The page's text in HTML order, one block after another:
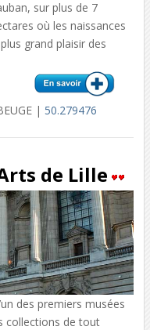
sur plus de 7
où les naissances
grand plaisir des
| 50.279476
de Lille
des premiers musées
collections de tout